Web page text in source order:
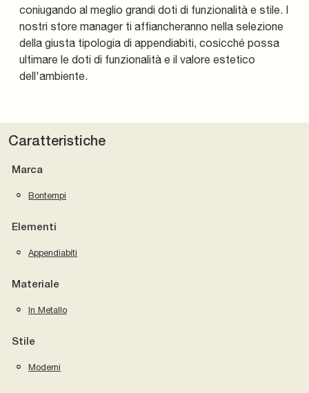
coniugando al meglio grandi doti di funzionalità e stile. I
nostri store manager ti affiancheranno nella selezione
della giusta tipologia di appendiabiti, cosicché possa
ultimare le doti di funzionalità e il valore estetico
dell'ambiente.
Caratteristiche
Marca
Bontempi
Elementi
Appendiabiti
Materiale
In Metallo
Stile
Moderni